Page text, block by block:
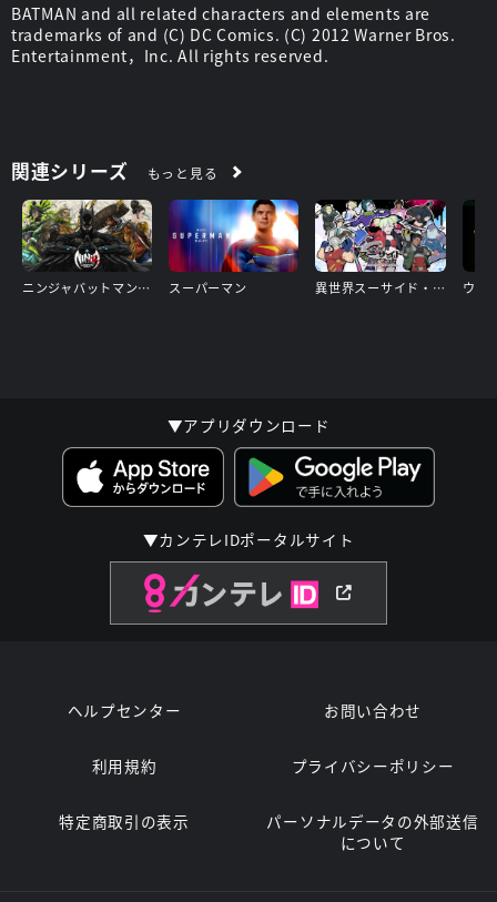
BATMAN and all related characters and elements are
trademarks of and (C) DC Comics. (C) 2012 Warner Bros.
Entertainment，Inc. All rights reserved.
関連シリーズ もっと見る
ニンジャバットマン対ヤクザリーグ スーパーマン 異世界スーサイド・スクワッド
▼アプリダウンロード
▼カンテレIDポータルサイト
ヘルプセンター お問い合わせ
利用規約 プライバシーポリシー
特定商取引の表示
パーソナルデータの外部送信
について